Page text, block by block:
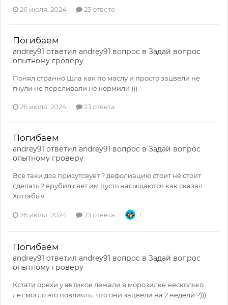
26 июля, 2024 23 ответа
Погибаем
andrey91 ответил andrey91 вопрос в Задай вопрос
опытному гроверу
Понял странно Шла как по маслу и просто зацвели не
гнули не переливали не кормили )))
26 июля, 2024 23 ответа
Погибаем
andrey91 ответил andrey91 вопрос в Задай вопрос
опытному гроверу
Все таки доз присутсвует ? дефолиацию стоит не стоит
сделать ? врубил свет им пусть насыщаются как сказал
Хоттабыч
26 июля, 2024 23 ответа 1
Погибаем
andrey91 ответил andrey91 вопрос в Задай вопрос
опытному гроверу
Кстати орехи у автиков лежали в морозилке несколько
лет могло это повлиять , что они зацвели на 2 недели ?)))